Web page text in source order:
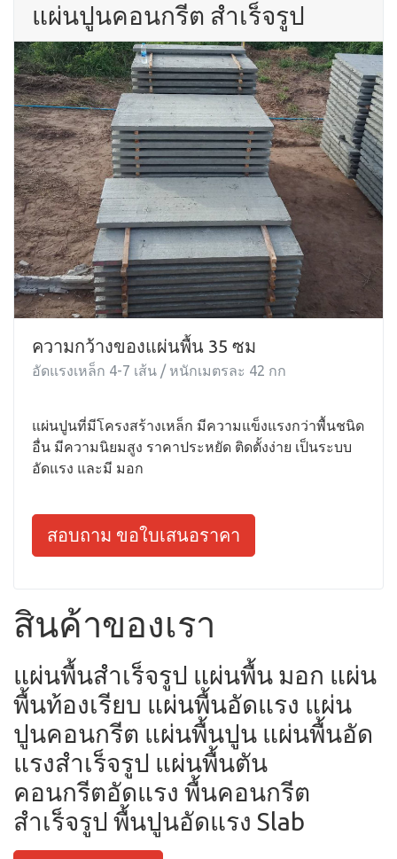
แผ่นปูนคอนกรีต สำเร็จรูป
ความกว้างของแผ่นพื้น 35 ซม
อัดแรงเหล็ก 4-7 เส้น / หนักเมตรละ 42 กก
แผ่นปูนที่มีโครงสร้างเหล็ก มีความแข็งแรงกว่าพื้นชนิด
อื่น มีความนิยมสูง ราคาประหยัด ติดตั้งง่าย เป็นระบบ
อัดแรง และมี มอก
สอบถาม ขอใบเสนอราคา
สินค้าของเรา
แผ่นพื้นสำเร็จรูป แผ่นพื้น มอก แผ่น
พื้นท้องเรียบ แผ่นพื้นอัดแรง แผ่น
ปูนคอนกรีต แผ่นพื้นปูน แผ่นพื้นอัด
แรงสำเร็จรูป แผ่นพื้นตัน
คอนกรีตอัดแรง พื้นคอนกรีต
สำเร็จรูป พื้นปูนอัดแรง Slab